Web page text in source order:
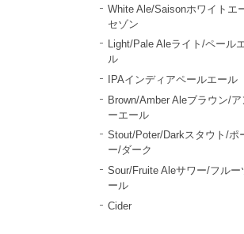
White Ale/Saisonホワイトエ
セゾン
Light/Pale Aleライト/ペール
ル
IPAインディアペールエール
Brown/Amber Aleブラウン/ア
ーエール
Stout/Poter/Darkスタウト/ポ
ー/ダーク
Sour/Fruite Aleサワー/フルー
ール
Cider